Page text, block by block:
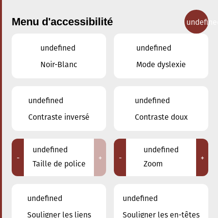
Concerts
Adresse
Menu d'accessibilité
undefined
Noir-Blanc
undefined
Mode dyslexie
undefined
Contraste inversé
undefined
Contraste doux
-
undefined
Taille de police
+ -
undefined
Zoom
+
undefined
Souligner les liens
undefined
Souligner les en-têtes